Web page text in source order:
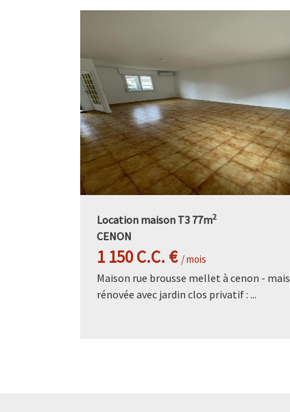
Location maison T3 77m2
CENON
1 150 C.C. € / mois
Maison rue brousse mellet à cenon -
rénovée avec jardin clos privatif : ...